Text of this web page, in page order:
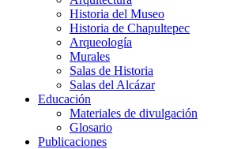
Historia del Museo
Historia de Chapultepec
Arqueología
Murales
Salas de Historia
Salas del Alcázar
Educación
Materiales de divulgación
Glosario
Publicaciones